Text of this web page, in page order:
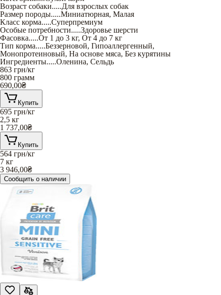
Возраст собаки.....Для взрослых собак
Размер породы.....Миниатюрная, Малая
Класс корма.....Суперпремиум
Особые потребности.....Здоровье шерсти
Фасовка.....От 1 до 3 кг, От 4 до 7 кг
Тип корма.....Беззерновой, Гипоаллергенный,
Монопротеиновый, На основе мяса, Без курятины
Ингредиенты.....Оленина, Сельдь
863 грн/кг
800 грамм
690,00₴
Купить
695 грн/кг
2,5 кг
1 737,00₴
Купить
564 грн/кг
7 кг
3 946,00₴
Сообщить о наличии